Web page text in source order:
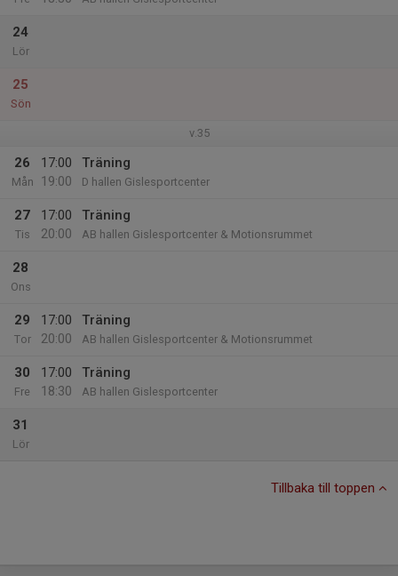
24
Lör
25
Sön
v.35
26
Mån
17:00
19:00
Träning
D hallen Gislesportcenter
27
Tis
17:00
20:00
Träning
AB hallen Gislesportcenter & Motionsrummet
28
Ons
29
Tor
17:00
20:00
Träning
AB hallen Gislesportcenter & Motionsrummet
30
Fre
17:00
18:30
Träning
AB hallen Gislesportcenter
31
Lör
Tillbaka till toppen